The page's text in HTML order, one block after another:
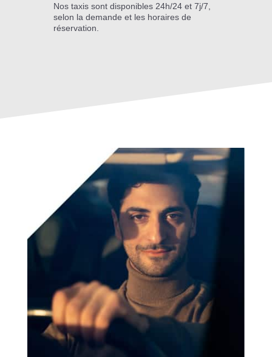
Nos taxis sont disponibles 24h/24 et 7j/7,
selon la demande et les horaires de
réservation.